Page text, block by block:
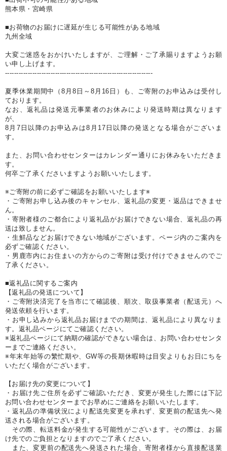
熊本県・宮崎県
■お荷物のお届けに遅延が生じる可能性がある地域
九州全域
大変ご迷惑をおかけいたしますが、ご理解・ご了承賜りますようお願
い申し上げます。
-----------------------------------------------------------------
夏季休業期間中（8月8日～8月16日）も、ご寄附のお申込みは受付し
ております。
なお、返礼品は発送元事業者のお休みにより発送時期は異なります
が、
8月7日以降のお申込みは8月17日以降の発送となる場合がございま
す。
また、お問い合わせセンターはカレンダー通りにお休みをいただきま
す。
何卒ご了承くださいますようお願いいたします。
※ご寄附の前に必ずご確認をお願いいたします※
・ご寄附お申し込み後のキャンセル、返礼品の変更・返品はできませ
ん。
・寄附者様のご都合により返礼品がお届けできない場合、返礼品の再
送は致しません。
・生鮮品などお届けできない地域がございます。ページ内のご案内を
必ずご確認ください。
・男鹿市内にお住まいの方からのご寄附は受け付けできませんのでご
了承ください。
■返礼品に関するご案内
【返礼品の発送について】
・ご寄附決済完了を当市にて確認後、順次、取扱事業者（配送元）へ
発送依頼を行います。
・お申し込みから返礼品お届けまでの期間は、返礼品により異なりま
す。返礼品ページにてご確認ください。
※返礼品ページにて納期の確認ができない場合は、お問い合わせセンタ
ーまでご連絡ください。
※年末年始等の繁忙期や、GW等の長期休暇時は目安よりもお日にちを
いただく場合がございます。
【お届け先の変更について】
・お届け先ご住所を必ずご確認いただき、変更が発生した際には下記
お問い合わせセンターまでお早めにご連絡をお願いいたします。
・返礼品の準備状況により配送先変更を承れず、変更前の配送先へ発
送される場合がございます。
その際、転送料金が発生する可能性がございます。その際は、お届
け先でのご負担となりますのでご了承ください。
また、変更前の配送先へ発送された場合、寄附者様から直接配送業